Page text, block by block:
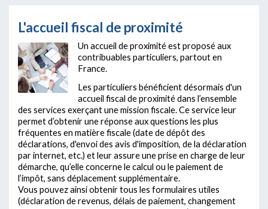
L'accueil fiscal de proximité
Un accueil de proximité est proposé aux
contribuables particuliers, partout en
France.
Les particuliers bénéficient désormais d'un
accueil fiscal de proximité dans l’ensemble
des services exerçant une mission fiscale. Ce service leur
permet d’obtenir une réponse aux questions les plus
fréquentes en matière fiscale (date de dépôt des
déclarations, d'envoi des avis d'imposition, de la déclaration
par internet, etc.) et leur assure une prise en charge de leur
démarche, qu’elle concerne le calcul ou le paiement de
l’impôt, sans déplacement supplémentaire.
Vous pouvez ainsi obtenir tous les formulaires utiles
(déclaration de revenus, délais de paiement, changement